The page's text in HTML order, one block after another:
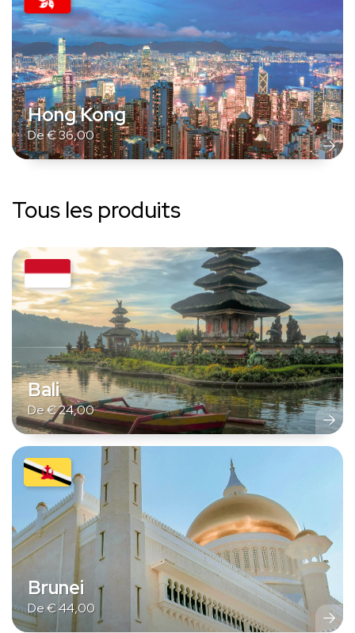
Hong Kong
De€36,00
Tous les produits
Bali
De€24,00
Brunei
De€44,00